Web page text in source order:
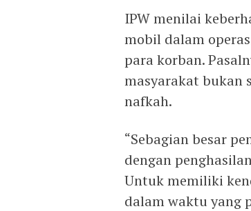
IPW menilai
mobil dalam
para korban.
masyarakat bukan
nafkah.
“Sebagian besar
dengan
Untuk memiliki
dalam waktu yang